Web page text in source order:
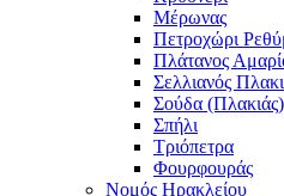
Μέρωνας
Πετροχώρι
Πλάτανος
Σελλιανός
Σούδα (Πλακιάς)
Σπήλι
Τριόπετρα
Φουρφουράς
Νομός Ηρακλείου